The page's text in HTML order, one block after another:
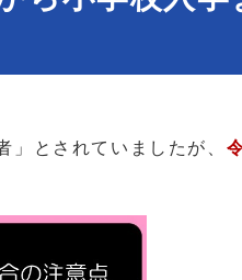
とされていましたが、